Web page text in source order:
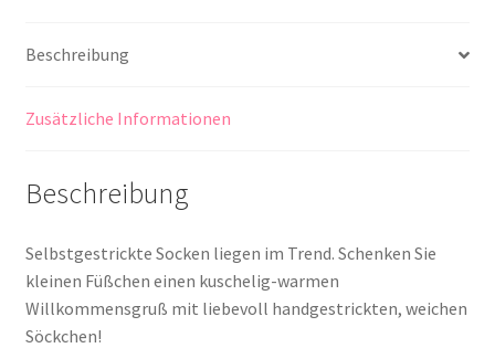
Beschreibung
Zusätzliche Informationen
Beschreibung
Selbstgestrickte Socken liegen im Trend. Schenken Sie
kleinen Füßchen einen kuschelig-warmen
Willkommensgruß mit liebevoll handgestrickten, weichen
Söckchen!